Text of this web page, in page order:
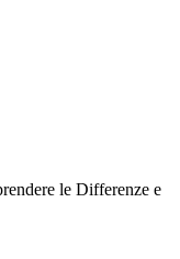
le Differenze e